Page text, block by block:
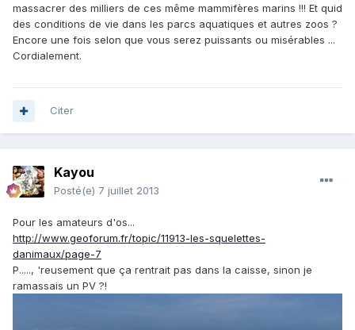
massacrer des milliers de ces même mammifères marins !!! Et quid
des conditions de vie dans les parcs aquatiques et autres zoos ?
Encore une fois selon que vous serez puissants ou misérables ...
Cordialement.
Citer
Kayou
Posté(e) 7 juillet 2013
Pour les amateurs d'os...
http://www.geoforum.fr/topic/11913-les-squelettes-
danimaux/page-7
P....., 'reusement que ça rentrait pas dans la caisse, sinon je
ramassais un PV ?!